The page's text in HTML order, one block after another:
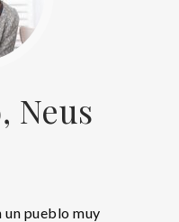
Neus
un pueblo muy